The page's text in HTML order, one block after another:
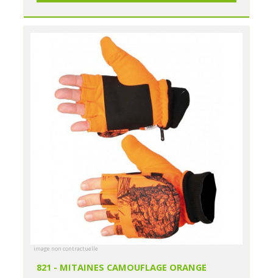
image non contractuelle
821 - MITAINES CAMOUFLAGE ORANGE